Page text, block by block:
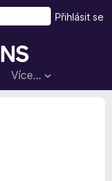
Více…
Přihlásit se